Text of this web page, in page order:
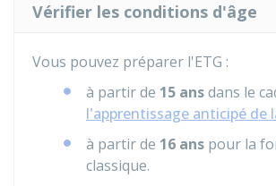
Vérifier les conditions d'âge
Vous pouvez préparer l'ETG :
à partir de 15 ansdans le
l'apprentissage anticipé de
à partir de 16 ans pour la
classique.